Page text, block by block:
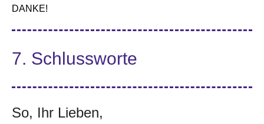
DANKE!
7. Schlussworte
So, Ihr Lieben,